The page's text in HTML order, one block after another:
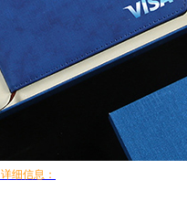
详细信息：